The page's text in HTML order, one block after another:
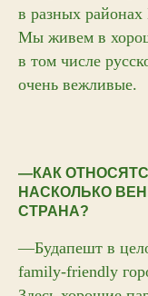
в разных
Мы живем в
в том числе
очень вежливые.
—КАК
НАСКОЛЬКО
СТРАНА?
—Будапешт в
family-friendly